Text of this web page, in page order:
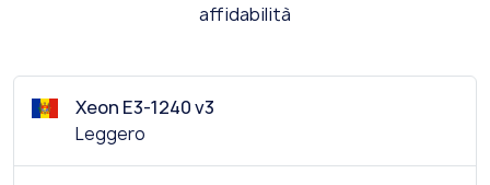
affidabilità
Xeon E3-1240 v3
Leggero